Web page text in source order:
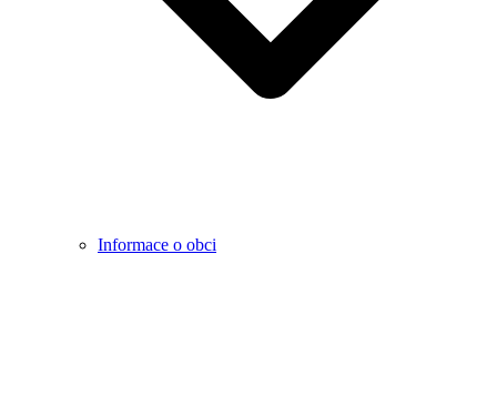
Informace o obci